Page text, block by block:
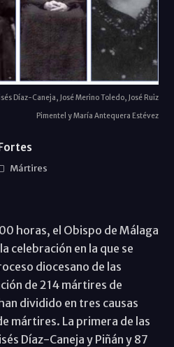
Díaz-Caneja, José Merino Toledo, José Ruiz
Pimentel y María Antequera Estévez
Mártires
horas, el Obispo de Málaga
celebración en la que se
diocesano de las
de 214 mártires de
dividido en tres causas
mártires. La primera de las
Díaz-Caneja y Piñán y 87